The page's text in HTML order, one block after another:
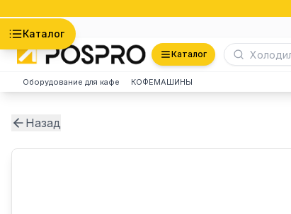
Каталог
Каталог
Оборудование для кафе КОФЕМАШИНЫ
Назад